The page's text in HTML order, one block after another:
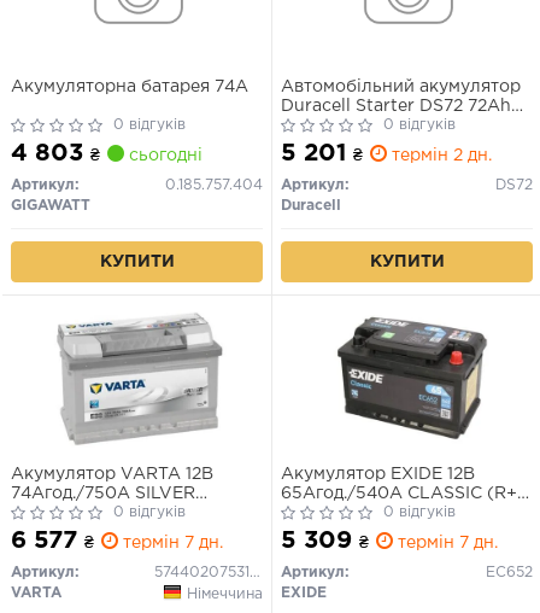
Акумуляторна батарея 74А
0 відгуків
4 803 ₴ сьогодні
Артикул:
0.185.757.404
GIGAWATT
КУПИТИ
Автомобільний акумулятор
Duracell Starter DS72 72Ah
660A R+
0 відгуків
5 201 ₴ термін 2 дн.
Артикул:
DS72
Duracell
КУПИТИ
Акумулятор VARTA 12В
74Агод./750А SILVER
DYNAMIC (R+) 278x175x175
B13 - монтажний фланець
10.5мм (пусковий)
0 відгуків
6 577 ₴ термін 7 дн.
Артикул:
5744020753162
VARTA
Німеччина
Акумулятор EXIDE 12В
65Агод./540А CLASSIC (R+)
278x175x175 B13 - монтажний
фланець 10.5мм (пусковий)
0 відгуків
5 309 ₴ термін 7 дн.
Артикул:
EC652
EXIDE